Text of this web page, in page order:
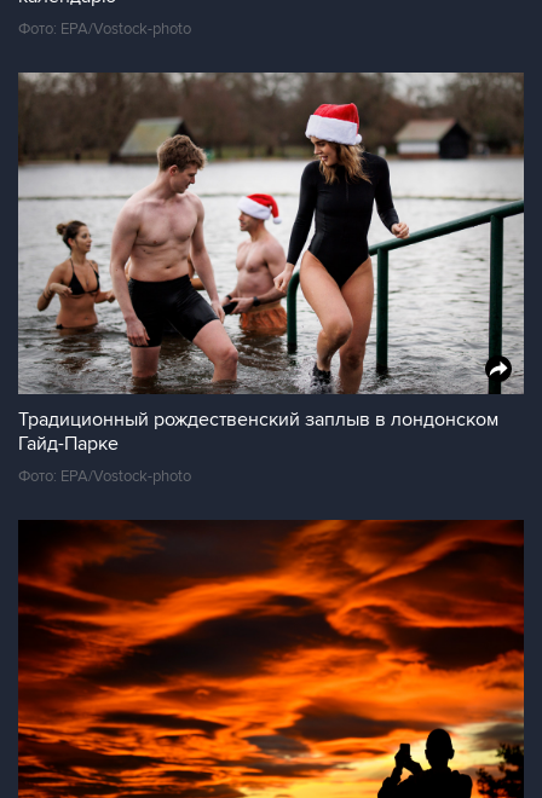
Фото: EPA/Vostock-photo
Традиционный рождественский заплыв в лондонском
Гайд-Парке
Фото: EPA/Vostock-photo